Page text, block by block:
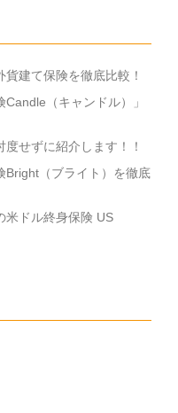
建て保険を徹底比較！
（キャンドル）」
せずに紹介します！！
Bright（ブライト）を徹底
米ドル終身保険 US